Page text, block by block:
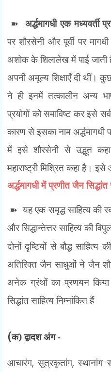
➽ अर्द्धमागधी एक मध्यवर्ती
पर शौरसेनी और पूर्वी पर
अशोक के शिलालेख में पाई जाती
अपनी अमूल्य शिक्षाएँ दी थीं। कुछ
ने ही इनमें तत्कालीन अन्य
प्रयोगों को समाविष्ट कर इसे
कारण से इसका नाम अर्द्धमागधी
में इसे शौरसेनी से उद्भूत
महाराष्ट्री मिश्रित कहा है। इसे
अर्द्धमागधी में प्रणीत जैन सिद्धांत
➽यह एक समृद्ध साहित्य की
और सिद्धान्तेत्तर साहित्य की
दोनों दृष्टियों से बौद्ध
अतिरिक्त जैन साधुओं ने जैन
अनेक ग्रंथों का प्रणयन किया
सिद्धांत साहित्य निम्नांकित हैं
(क) द्वादश अंग -
आचारंग,सूत्रकृतांग,स्थानांग